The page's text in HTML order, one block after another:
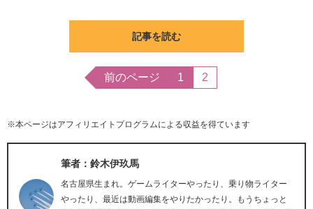
記事を読む
前のページ 1 2
※本ページはアフィリエイトプログラムによる収益を得ています
筆者：鈴木伊玖馬
名古屋県生まれ。ゲームライターやったり、乗り物ライター
やったり、最近は動画編集をやりたかったり。もうちょっと